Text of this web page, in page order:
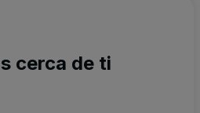
cerca de ti